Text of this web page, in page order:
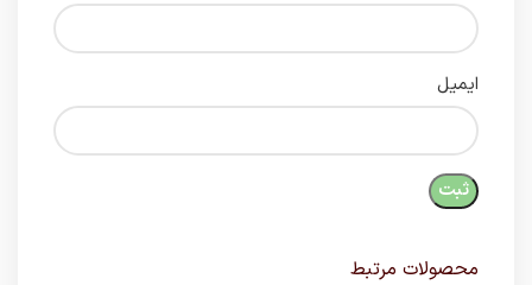
ایمیل
محصولات مرتبط